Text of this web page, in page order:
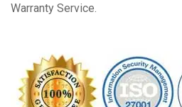
Warranty Service.